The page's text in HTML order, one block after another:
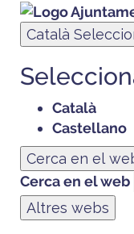
Català
Català
Castellano
Cerca en el
Cerca en el web
Altres webs